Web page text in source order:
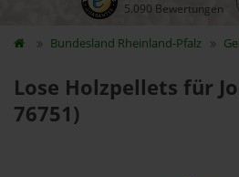
5.090 Bewertungen
Bundesland Rheinland-Pfalz
Lose Holzpellets für
76751)